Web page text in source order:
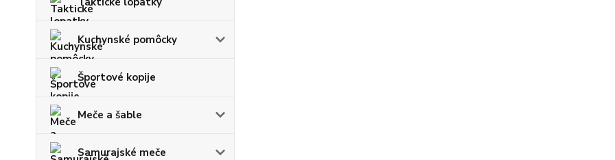
Kuchynské pomôcky
Športové kopije
Meče a šable
Samurajské meče